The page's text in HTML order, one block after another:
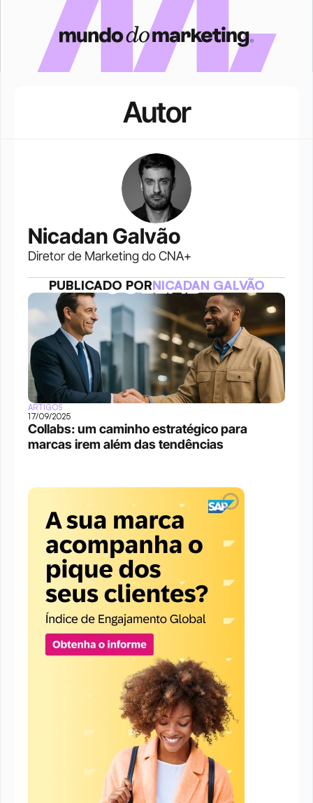
Autor
Nicadan Galvão
Diretor de Marketing do CNA+
PUBLICADO PORNICADAN GALVÃO
ARTIGOS
17/09/2025
Collabs: um caminho estratégico para
marcas irem além das tendências